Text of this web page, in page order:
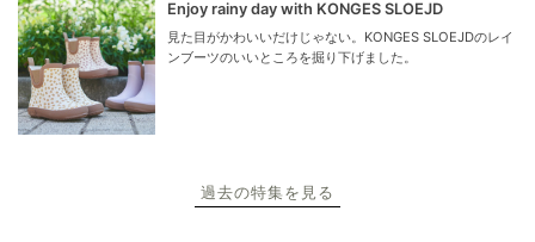
Enjoy rainy day with KONGES SLOEJD
見た目がかわいいだけじゃない。KONGES SLOEJDのレイ
ンブーツのいいところを掘り下げました。
過去の特集を見る